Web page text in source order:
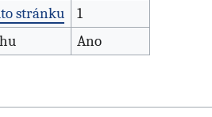
stránku
1
Ano